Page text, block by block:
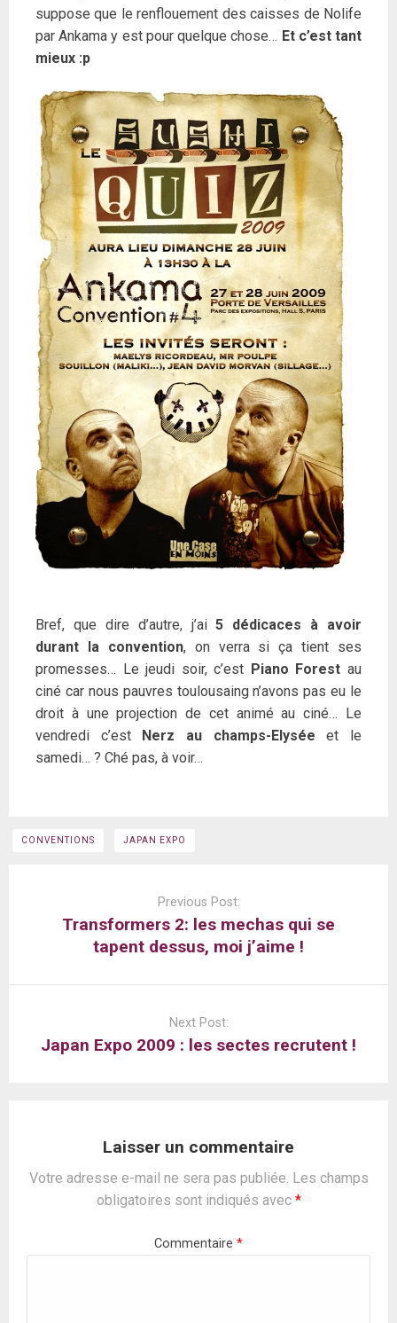
suppose que le renflouement des caisses de Nolife
par Ankama y est pour quelque chose… Et c’est tant
mieux :p
Bref, que dire d’autre, j’ai5 dédicaces à avoir
durant la convention, on verra si ça tient ses
promesses… Le jeudi soir, c’est Piano Forestau
ciné car nous pauvres toulousaing n’avons pas eu le
droit à une projection de cet animé au ciné… Le
vendredi c’est
Nerz au champs-Elysée et le
samedi… ? Ché pas, à voir…
CONVENTIONS JAPAN EXPO
Previous Post:
Transformers 2: les mechas qui se
tapent dessus, moi j’aime !
Next Post:
Japan Expo 2009 : les sectes recrutent !
Laisser un commentaire
Votre adresse e-mail ne sera pas publiée. Les champs
obligatoires sont indiqués avec *
Commentaire *